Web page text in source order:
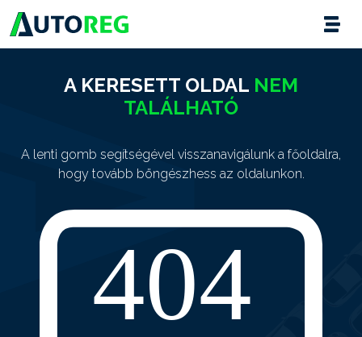
A KERESETT OLDAL NEM
TALÁLHATÓ
A lenti gomb segítségével visszanavigálunk a főoldalra,
hogy tovább böngészhess az oldalunkon.